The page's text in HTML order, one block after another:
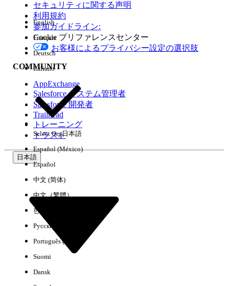
エディション
環境
セキュリティに関する声明
利用規約
参加ガイドライン:
Cookie プリファレンスセンター
お客様によるプライバシー設定の選択肢
COMMUNITY
AppExchange
Salesforce システム管理者
Salesforce 開発者
Trailhead
トレーニング
トラスト
日本語
English
Français
Deutsch
Italiano
Select Org日本語
Español (México)
Español
中文 (简体)
中文（繁體）
한국어
Русский
Português (Brasil)
Suomi
Dansk